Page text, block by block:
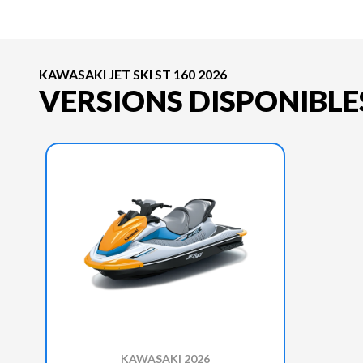
KAWASAKI JET SKI ST 160 2026
VERSIONS
KAWASAKI 2026